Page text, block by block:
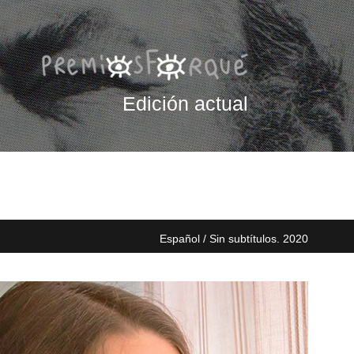
Edición actual
Español / Sin subtítulos. 2020